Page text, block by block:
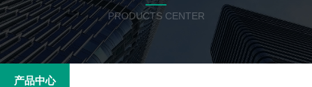
PRODUCTS CENTER
产品中心